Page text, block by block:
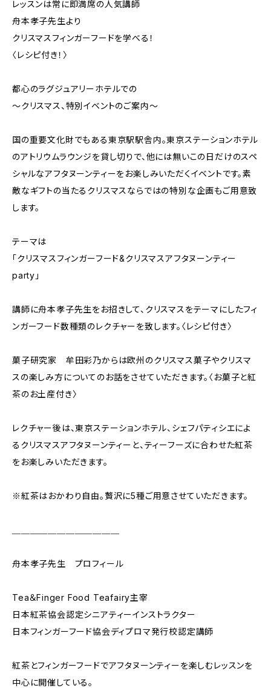
レッスンは常に即満席の人気講師
舟本孝子先生より
クリスマスフィンガーフードを学べる！
〈レシピ付き！〉
都心のラグジュアリーホテルでの
〜クリスマス、特別イベントのご案内〜
国の重要文化財でもある東京駅駅舎内。東京ステーションホテル
のアトリウムラウンジを貸し切りで、他には無いこの日だけのスペ
シャルなアフタヌーンティーをお楽しみいただくイベントです。素
敵なギフトの当たるクリスマスならではの特別な企画もご用意致
します。
テーマは
「クリスマスフィンガーフード&クリスマスアフタヌーンティー
party」
講師に舟本孝子先生をお招きして、クリスマスをテーマにしたフィ
ンガーフード数種類のレクチャーを致します。〈レシピ付き〉
菓子研究家 牟田彩乃からは欧州のクリスマス菓子やクリスマ
スの楽しみ方についてのお話をさせていただきます。〈お菓子と紅
茶のお土産付き〉
レクチャー後は、東京ステーションホテル、シェフパティシエによ
るクリスマスアフタヌーンティーと、ティーフーズに合わせた紅茶
をお楽しみいただきます。
※紅茶はおかわり自由。贅沢に5種ご用意させていただきます。
舟本孝子先生 プロフィール
Tea＆Finger Food Teafairy主宰
日本紅茶協会認定シニアティーインストラクター
日本フィンガーフード協会ディプロマ発行校認定講師
紅茶とフィンガーフードでアフタヌーンティーを楽しむレッスンを
中心に開催している。